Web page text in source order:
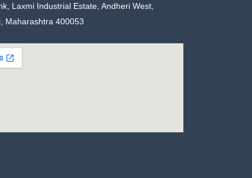
Laxmi Industrial Estate, Andheri West,
Maharashtra 400053